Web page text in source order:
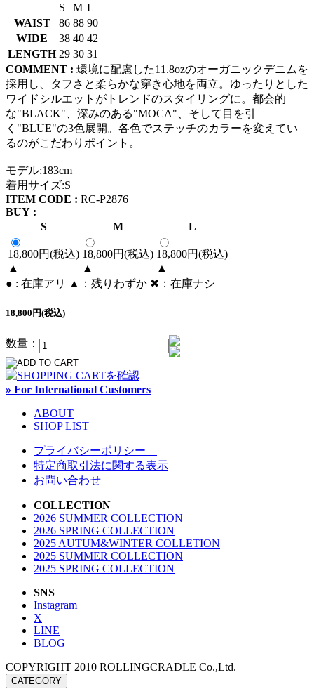
S
M L
WAIST
86 88 90
WIDE
38 40 42
LENGTH 29 30 31
COMMENT : 環境に配慮した11.8ozのオーガニックデニムを
採用し、タフさと柔らかな穿き心地を両立。ゆったりとした
ワイドシルエットがトレンドのスタイリングに。都会的
な"BLACK"、深みのある"MOCA"、そして目を引
く"BLUE"の3色展開。各色でステッチのカラーを変えてい
るのがこだわりポイント。
モデル:183cm
着用サイズ:S
ITEM CODE : RC-P2876
BUY :
S
M L
18,800円(税込)
▲
18,800円(税込)
▲
18,800円(税込)
▲
● : 在庫アリ ▲：残りわずか ✖︎：在庫ナシ
18,800円(税込)
数量：
» For International Customers
ABOUT
SHOP LIST
プライバシーポリシー
特定商取引法に関する表示
お問い合わせ
COLLECTION
2026 SUMMER COLLECTION
2026 SPRING COLLECTION
2025 AUTUM&WINTER COLLETION
2025 SUMMER COLLECTION
2025 SPRING COLLECTION
SNS
Instagram
X
LINE
BLOG
COPYRIGHT 2010 ROLLINGCRADLE Co.,Ltd.
CATEGORY